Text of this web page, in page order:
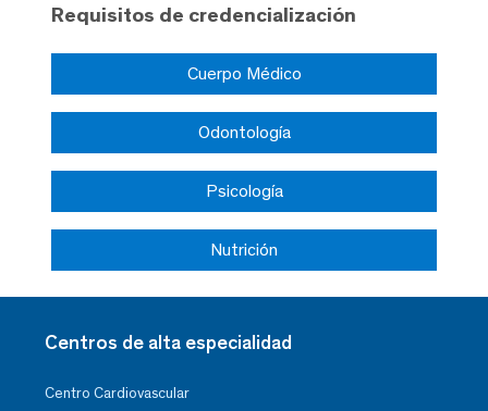
Requisitos de credencialización
Cuerpo Médico
Odontología
Psicología
Nutrición
Centros de alta especialidad
Centro Cardiovascular